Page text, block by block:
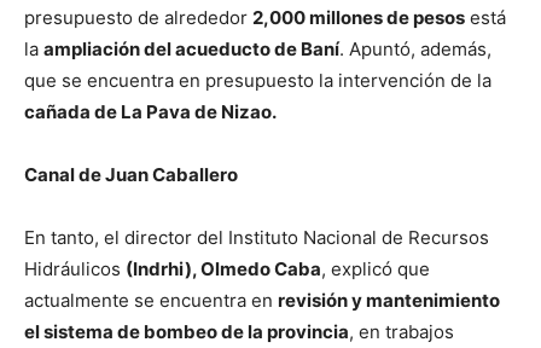
presupuesto de alrededor 2,000 millones de pesos está
la ampliación del acueducto de Baní. Apuntó, además,
que se encuentra en presupuesto la intervención de la
cañada de La Pava de Nizao.
Canal de Juan Caballero
En tanto, el director del Instituto Nacional de Recursos
Hidráulicos (Indrhi), Olmedo Caba, explicó que
actualmente se encuentra en revisión y mantenimiento
el sistema de bombeo de la provincia, en trabajos